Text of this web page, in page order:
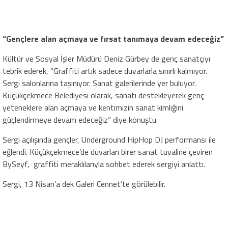
“Gençlere alan açmaya ve fırsat tanımaya devam edeceğiz”
Kültür ve Sosyal İşler Müdürü Deniz Gürbey de genç sanatçıyı
tebrik ederek, “Graffiti artık sadece duvarlarla sınırlı kalmıyor.
Sergi salonlarına taşınıyor. Sanat galerilerinde yer buluyor.
Küçükçekmece Belediyesi olarak, sanatı destekleyerek genç
yeteneklere alan açmaya ve kentimizin sanat kimliğini
güçlendirmeye devam edeceğiz” diye konuştu.
Sergi açılışında gençler, Underground HipHop DJ performansı ile
eğlendi. Küçükçekmece’de duvarları birer sanat tuvaline çeviren
BySeyf, graffiti meraklılarıyla sohbet ederek sergiyi anlattı.
Sergi, 13 Nisan’a dek Galeri Cennet’te görülebilir.